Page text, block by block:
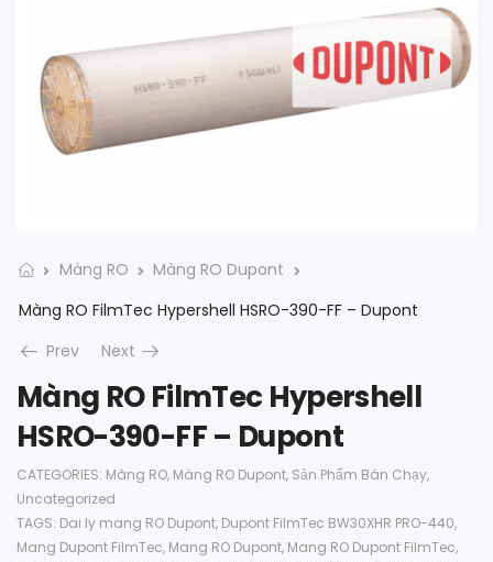
Màng RO
Màng RO Dupont
Màng RO FilmTec Hypershell HSRO-390-FF – Dupont
Prev
Next
Màng RO FilmTec Hypershell
HSRO-390-FF – Dupont
CATEGORIES: Màng RO, Màng RO Dupont, Sản Phẩm Bán Chạy,
Uncategorized
TAGS: Dai ly mang RO Dupont, Dupont FilmTec BW30XHR PRO-440,
Mang Dupont FilmTec, Mang RO Dupont, Mang RO Dupont FilmTec,